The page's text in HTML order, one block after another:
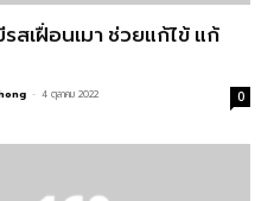
สเฝื่อนเมา ช่วยแก้ไข้ แก้
- 4 ตุลาคม 2022 0